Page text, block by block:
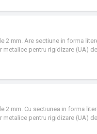
2 mm. Are sectiune in forma
pentru rigidizare (UA)
2 mm. Cu sectiunea in forma
pentru rigidizare (UA)